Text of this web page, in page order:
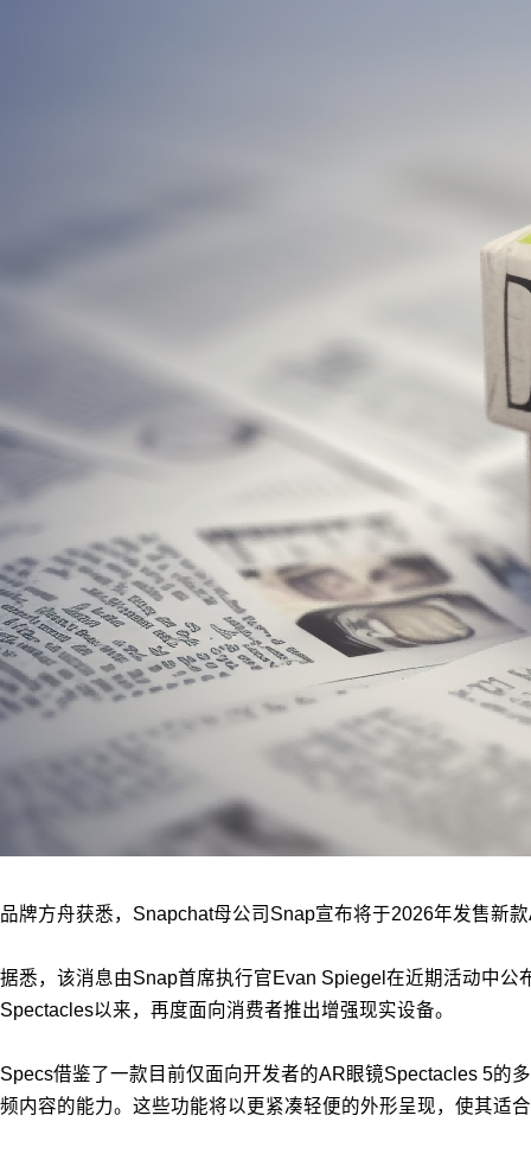
品牌方舟获悉，Snapchat母公司Snap宣布将于2026年发售新
据悉，该消息由Snap首席执行官Evan Spiegel在近期活动中
Spectacles以来，再度面向消费者推出增强现实设备。
Specs借鉴了一款目前仅面向开发者的AR眼镜Spectacles 5的
频内容的能力。这些功能将以更紧凑轻便的外形呈现，使其适